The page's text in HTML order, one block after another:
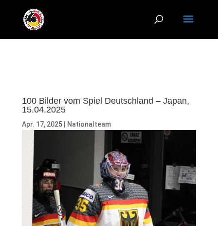
100 Bilder vom Spiel Deutschland – Japan,
15.04.2025
Apr. 17, 2025| Nationalteam